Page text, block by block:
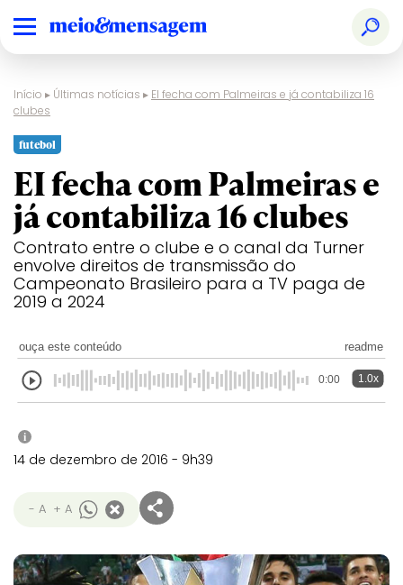
Início ▸ Últimas notícias ▸ EI fecha com Palmeiras e já contabiliza 16
clubes
futebol
EI fecha com Palmeiras e
já contabiliza 16 clubes
Contrato entre o clube e o canal da Turner
envolve direitos de transmissão do
Campeonato Brasileiro para a TV paga de
2019 a 2024
ouça este conteúdo readme
0:00 1.0x
i
14 de dezembro de 2016 - 9h39
- A + A